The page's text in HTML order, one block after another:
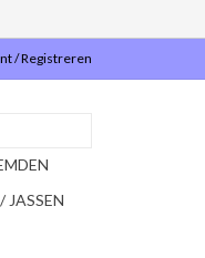
/ Registreren
JASSEN